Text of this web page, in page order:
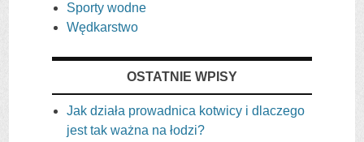
Sporty wodne
Wędkarstwo
OSTATNIE WPISY
Jak działa prowadnica kotwicy i dlaczego
jest tak ważna na łodzi?